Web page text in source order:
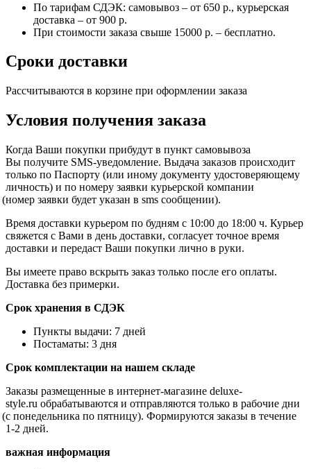
По тарифам СДЭК: самовывоз – от 650 р., курьерская
доставка – от 900 р.
При стоимости заказа свыше 15000 р. – бесплатно.
Сроки доставки
Рассчитываются в корзине при оформлении заказа
Условия получения заказа
Когда Ваши покупки прибудут в пункт самовывоза
Вы получите SMS-уведомление. Выдача заказов происходит
только по Паспорту (или иному документу удостоверяющему
личность) и по номеру заявки курьерской компании
(номер заявки будет указан в sms сообщении).
Время доставки курьером по будням с 10:00 до 18:00 ч. Курьер
свяжется с Вами в день доставки, согласует точное время
доставки и передаст Ваши покупки лично в руки.
Вы имеете право вскрыть заказ только после его оплаты.
Доставка без примерки.
Срок хранения в СДЭК
Пункты выдачи: 7 дней
Постаматы: 3 дня
Срок комплектации на нашем складе
Заказы размещенные в интернет-магазине deluxe-
style.ru обрабатываются и отправляются только в рабочие дни
(с понедельника по пятницу). Формируются заказы в течение
1-2 дней.
важная информация